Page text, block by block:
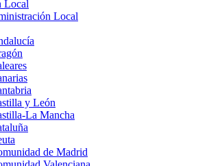
Local
Local
y León
La Mancha
de Madrid